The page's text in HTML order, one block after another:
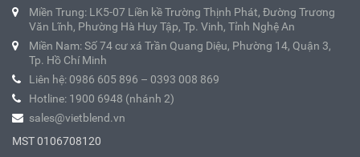
Miền Trung: LK5-07 Liền kề Trường Thịnh Phát, Đường Trương
Văn Lĩnh, Phường Hà Huy Tập, Tp. Vinh, Tỉnh Nghệ An
Miền Nam: Số 74 cư xá Trần Quang Diệu, Phường 14, Quận 3,
Tp. Hồ Chí Minh
Liên hệ: 0986 605 896 – 0393 008 869
Hotline: 1900 6948 (nhánh 2)
sales@vietblend.vn
MST 0106708120